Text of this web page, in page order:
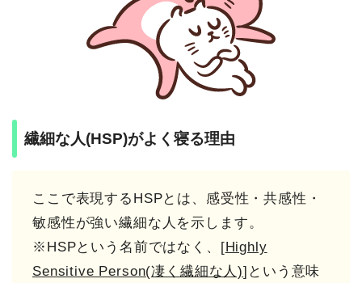
繊細な人(HSP)がよく寝る理由
ここで表現するHSPとは、感受性・共感性・
敏感性が強い繊細な人を示します。
※HSPという名前ではなく、[ Highly
Sensitive Person(凄く繊細な人)]という意味